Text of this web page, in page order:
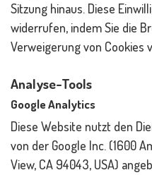
Sitzung hinaus. Diese
widerrufen, indem Sie die
Verweigerung von Cookies
Analyse-Tools
Google Analytics
Diese Website nutzt den
von der Google Inc. (1600
View, CA 94043, USA)